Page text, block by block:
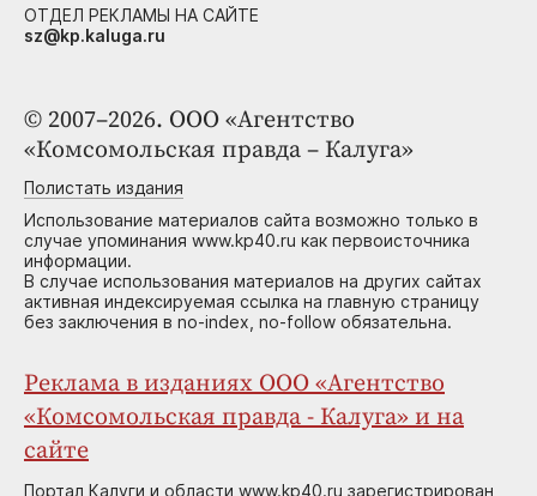
© 2007–2026. ООО «Агентство
«Комсомольская правда – Калуга»
Полистать издания
Использование материалов сайта возможно только в
случае упоминания www.kp40.ru как первоисточника
информации.
В случае использования материалов на других сайтах
активная индексируемая ссылка на главную страницу
без заключения в no-index, no-follow обязательна.
Реклама в изданиях ООО «Агентство
«Комсомольская правда - Калуга» и на
сайте
Портал Калуги и области www.kp40.ru зарегистрирован
ОТДЕЛ РЕКЛАМЫ НА САЙТЕ
sz@kp.kaluga.ru